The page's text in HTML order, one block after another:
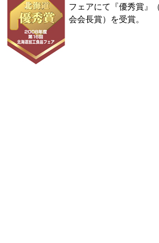
フェアにて『優秀賞』
会会長賞）を受賞。